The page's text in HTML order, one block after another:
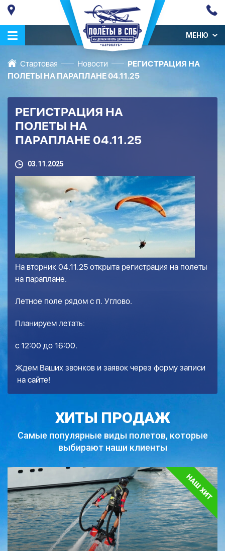
МЕНЮ
Стартовая Новости
РЕГИСТРАЦИЯ НА
ПОЛЕТЫ НА ПАРАПЛАНЕ 04.11.25
РЕГИСТРАЦИЯ НА
ПОЛЕТЫ НА
ПАРАПЛАНЕ 04.11.25
03.11.2025
На вторник 04.11.25 открыта регистрация на полеты
на параплане.
Летное поле рядом с п. Углово.
Планируем летать:
с 12:00 до 16:00.
Ждем Ваших звонков и заявок через форму записи
на сайте!
ХИТЫ ПРОДАЖ
Самые популярные виды полетов, которые
выбирают наши клиенты